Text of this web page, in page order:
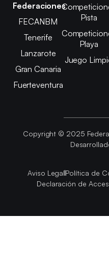
Federaciones
FECANBM
Tenerife
Lanzarote
Gran Canaria
Fuerteventura
Pista
Playa
Juego
Copyright © 2025
Aviso LegalPolítica de
Declaración de